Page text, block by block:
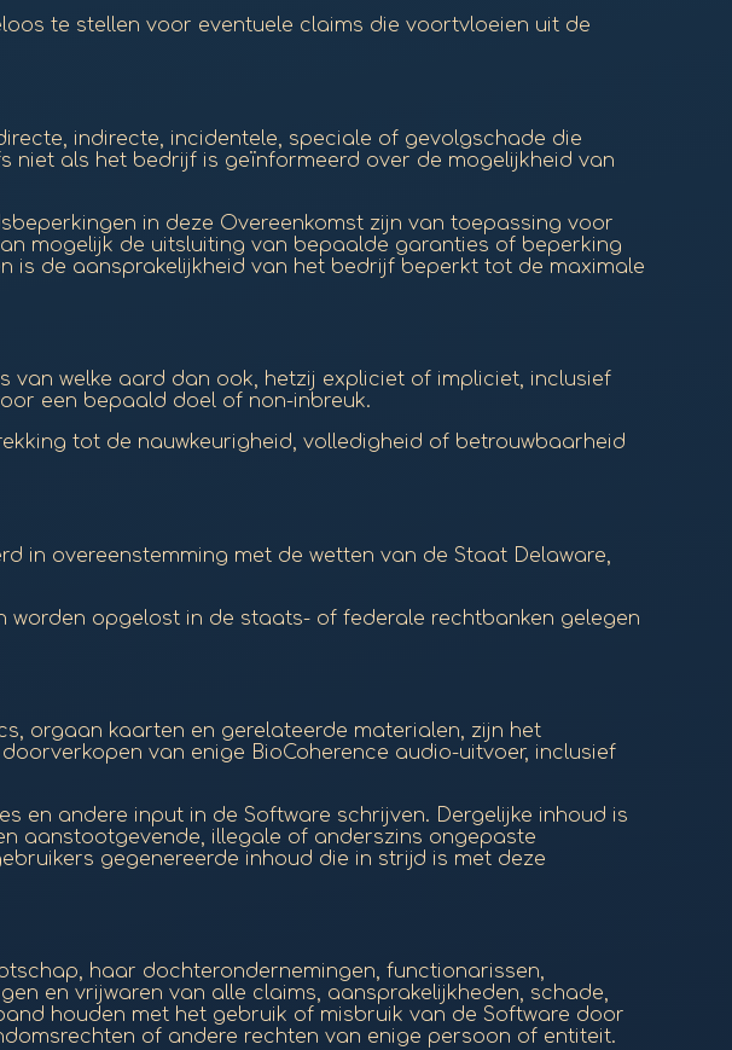
te stellen voor eventuele claims die voortvloeien uit de
indirecte, incidentele, speciale of gevolgschade die
niet als het bedrijf is geïnformeerd over de mogelijkheid van
in deze Overeenkomst zijn van toepassing voor
mogelijk de uitsluiting van bepaalde garanties of beperking
is de aansprakelijkheid van het bedrijf beperkt tot de maximale
van welke aard dan ook, hetzij expliciet of impliciet, inclusief
een bepaald doel of non-inbreuk.
tot de nauwkeurigheid, volledigheid of betrouwbaarheid
in overeenstemming met de wetten van de Staat Delaware,
worden opgelost in de staats- of federale rechtbanken gelegen
orgaan kaarten en gerelateerde materialen, zijn het
van enige BioCoherence audio-uitvoer, inclusief
en andere input in de Software schrijven. Dergelijke inhoud is
aanstootgevende, illegale of anderszins ongepaste
gegenereerde inhoud die in strijd is met deze
haar dochterondernemingen, functionarissen,
en vrijwaren van alle claims, aansprakelijkheden, schade,
houden met het gebruik of misbruik van de Software door
of andere rechten van enige persoon of entiteit.